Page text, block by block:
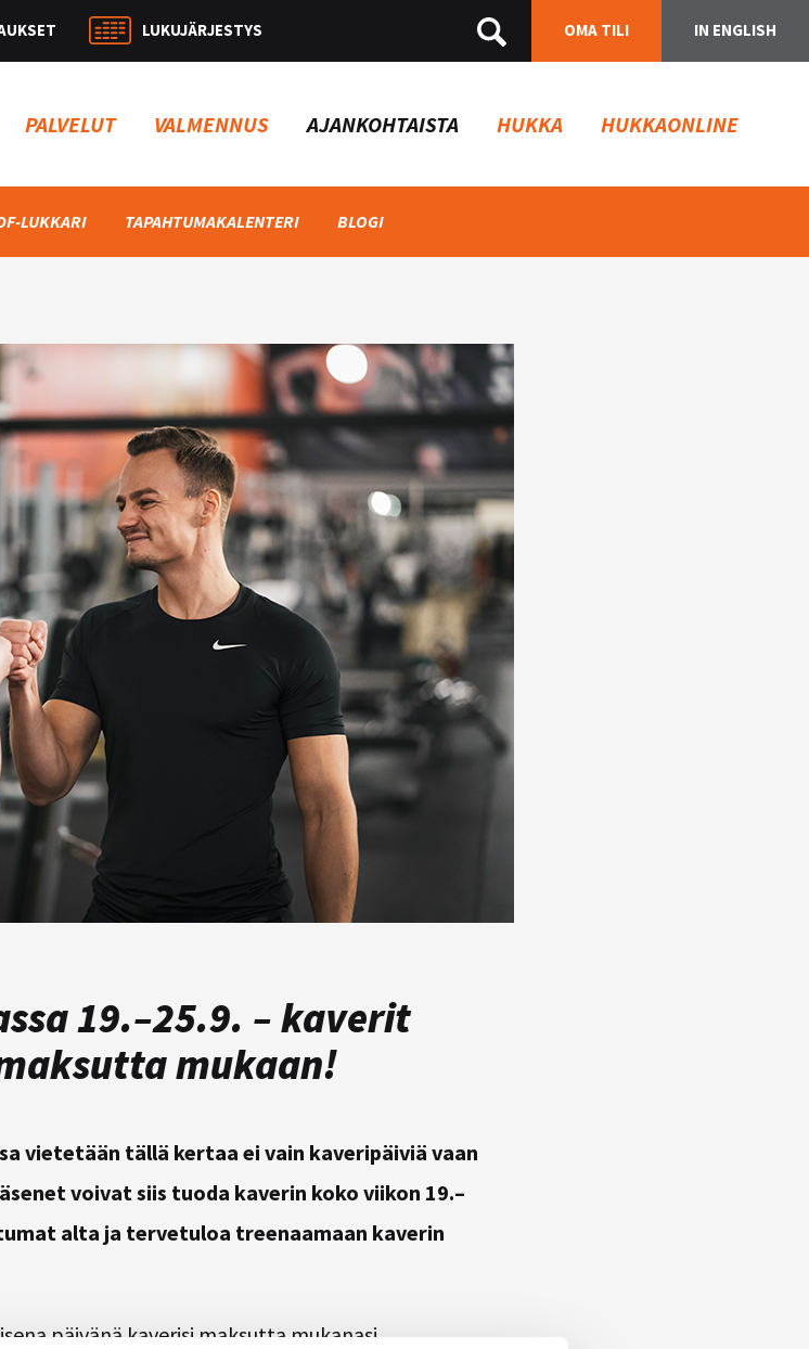
LUKUJÄRJESTYS OMA TILI IN ENGLISH
PALVELUT VALMENNUS AJANKOHTAISTA HUKKA HUKKAONLINE
LUKKARI TAPAHTUMAKALENTERI BLOGI
19.–25.9. – kaverit
mukaan!
vietetään tällä kertaa ei vain kaveripäiviä vaan
voivat siis tuoda kaverin koko viikon 19.–
alta ja tervetuloa treenaamaan kaverin
päivänä kaverisi maksutta mukanasi